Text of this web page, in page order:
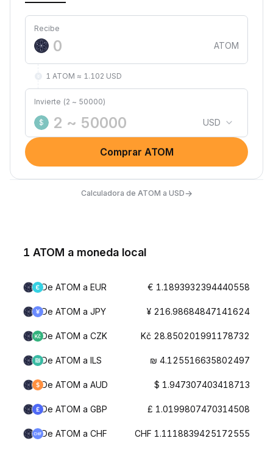
Recibe
ATOM
1 ATOM ≈ 1.102 USD
Invierte (2 ~ 50000)
$ USD
Comprar ATOM
Calculadora de ATOM a USD→
1 ATOM a moneda local
De ATOM a EUR € 1.1893932394440558
De ATOM a JPY ¥ 216.98684847141624
De ATOM a CZK Kč 28.850201991178732
De ATOM a ILS ₪ 4.125516635802497
De ATOM a AUD $ 1.947307403418713
De ATOM a GBP £ 1.0199807470314508
De ATOM a CHF CHF 1.1118839425172555